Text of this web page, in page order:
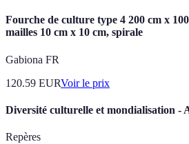
Fourche de culture type 4 200 cm x
mailles 10 cm x 10 cm, spirale
Gabiona FR
120.59 EURVoir le prix
Diversité culturelle et mondialisation -
Repères